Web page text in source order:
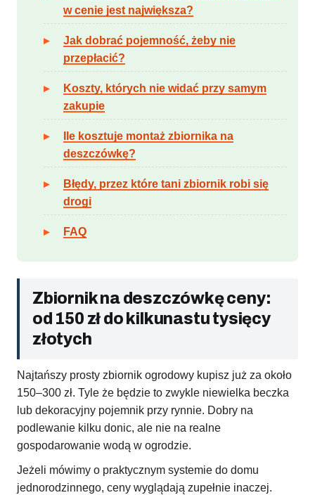
w cenie jest największa?
Jak dobrać pojemność, żeby nie
przepłacić?
Koszty, których nie widać przy samym
zakupie
Ile kosztuje montaż zbiornika na
deszczówkę?
Błędy, przez które tani zbiornik robi się
drogi
FAQ
Zbiornik na deszczówkę ceny:
od 150 zł do kilkunastu tysięcy
złotych
Najtańszy prosty zbiornik ogrodowy kupisz już za około
150–300 zł. Tyle że będzie to zwykle niewielka beczka
lub dekoracyjny pojemnik przy rynnie. Dobry na
podlewanie kilku donic, ale nie na realne
gospodarowanie wodą w ogrodzie.
Jeżeli mówimy o praktycznym systemie do domu
jednorodzinnego, ceny wyglądają zupełnie inaczej.